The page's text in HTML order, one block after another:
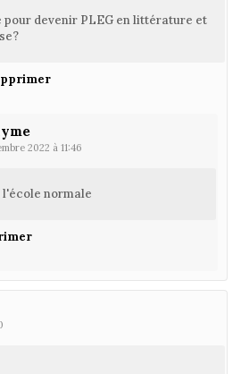
pour devenir PLEG en littérature et
2022 à 11:46
l'école normale